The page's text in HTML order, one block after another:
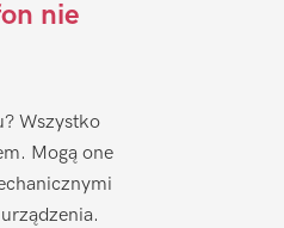
nie
Wszystko
Mogą one